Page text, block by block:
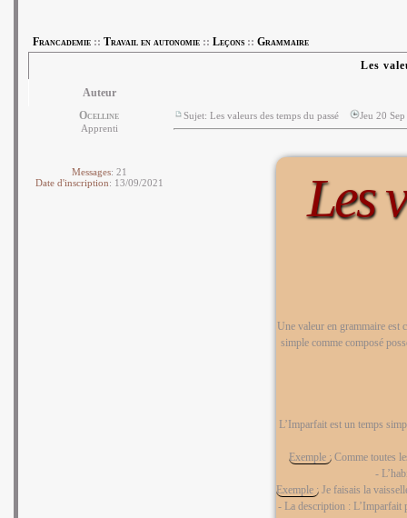
Francademie :: Travail en autonomie :: Leçons :: Grammaire
Les
Auteur
Ocelline
Apprenti
Messages: 21
Date d'inscription: 13/09/2021
Sujet: Les valeurs des temps du passé Jeu 20
Les
Une valeur en grammaire est
simple comme composé
L’Imparfait est un temps
Exemple : Comme toutes
-
Exemple :Je faisais la
- La description : L’Imparfait